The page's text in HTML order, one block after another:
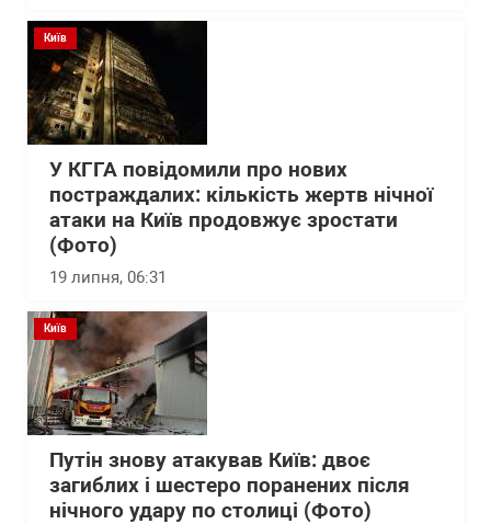
Київ
У КГГА повідомили про нових
постраждалих: кількість жертв нічної
атаки на Київ продовжує зростати
(Фото)
19 липня, 06:31
Київ
Путін знову атакував Київ: двоє
загиблих і шестеро поранених після
нічного удару по столиці (Фото)